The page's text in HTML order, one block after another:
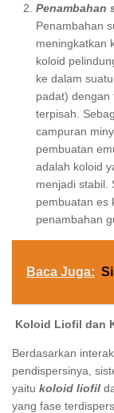
Penambahan
Penambahan
meningkatkan
koloid
ke dalam
padat) dengan
terpisah.
campuran
pembuatan
adalah koloid
menjadi stabil.
pembuatan es
penambahan
Baca Juga:
Koloid Liofil dan
Berdasarkan
pendispersinya,
yaitu koloid liofil
yang fase